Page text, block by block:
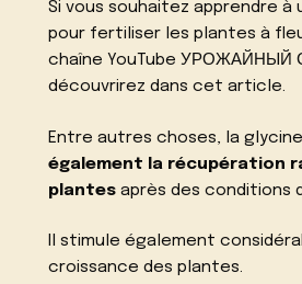
Si vous souhaitez apprendre à
pour fertiliser les plantes à
chaîne YouTubeУРОЖАЙНЫЙ
découvrirez dans cet article.
Entre autres choses, la glycine
également la récupération
plantes après des conditions
Il stimule également
croissance des plantes.